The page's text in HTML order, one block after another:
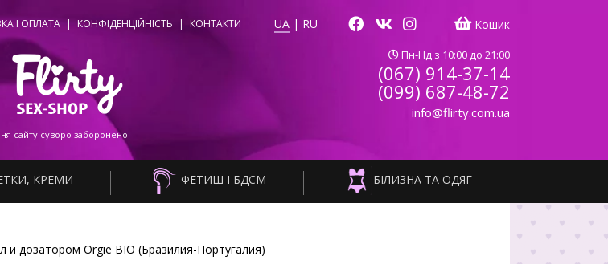
І ОПЛАТА | КОНФІДЕНЦІЙНІСТЬ | КОНТАКТИ UA | RU Кошик
Пн-Нд з 10:00 до 21:00
(067) 914-37-14
(099) 687-48-72
info@flirty.com.ua
сайту суворо заборонено!
КРЕМИ ФЕТИШ І БДСМ БІЛИЗНА ТА ОДЯГ
и дозатором Orgie BIO (Бразилия-Португалия)